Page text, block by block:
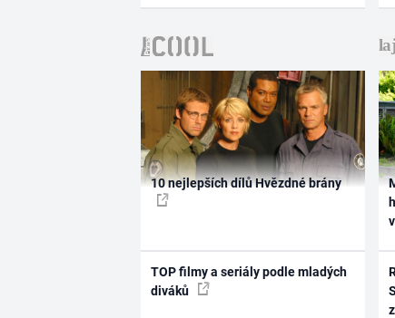
10 nejlepších dílů Hvězdné brány
TOP filmy a seriály podle mladých
diváků